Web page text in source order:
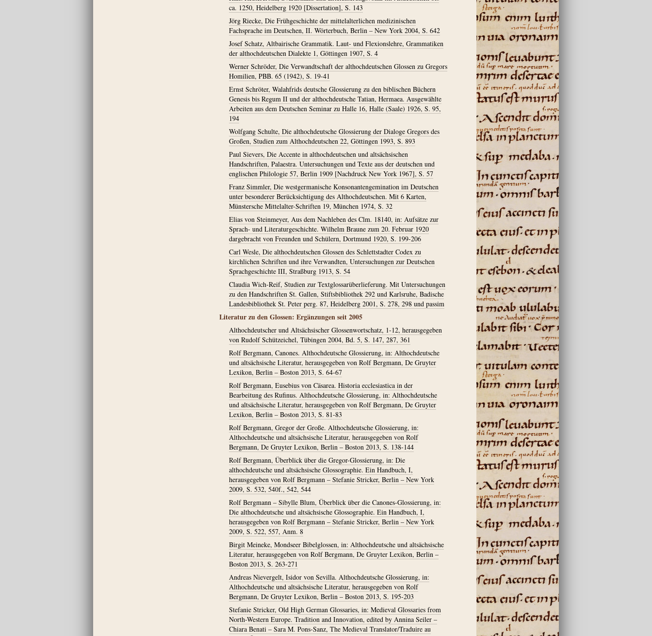
ca. 1250, Heidelberg 1920 [Dissertation], S. 143
Jörg Riecke, Die Frühgeschichte der mittelalterlichen medizinischen
Fachsprache im Deutschen, II. Wörterbuch, Berlin – New York 2004, S. 642
Josef Schatz, Altbairische Grammatik. Laut- und Flexionslehre, Grammatiken
der althochdeutschen Dialekte 1, Göttingen 1907, S. 4
Werner Schröder, Die Verwandtschaft der althochdeutschen Glossen zu Gregors
Homilien, PBB. 65 (1942), S. 19-41
Ernst Schröter, Walahfrids deutsche Glossierung zu den biblischen Büchern
Genesis bis Regum II und der althochdeutsche Tatian, Hermaea. Ausgewählte
Arbeiten aus dem Deutschen Seminar zu Halle 16, Halle (Saale) 1926, S. 95,
194
Wolfgang Schulte, Die althochdeutsche Glossierung der Dialoge Gregors des
Großen, Studien zum Althochdeutschen 22, Göttingen 1993, S. 893
Paul Sievers, Die Accente in althochdeutschen und altsächsischen
Handschriften, Palaestra. Untersuchungen und Texte aus der deutschen und
englischen Philologie 57, Berlin 1909 [Nachdruck New York 1967], S. 57
Franz Simmler, Die westgermanische Konsonantengemination im Deutschen
unter besonderer Berücksichtigung des Althochdeutschen. Mit 6 Karten,
Münstersche Mittelalter-Schriften 19, München 1974, S. 32
Elias von Steinmeyer, Aus dem Nachleben des Clm. 18140, in: Aufsätze zur
Sprach- und Literaturgeschichte. Wilhelm Braune zum 20. Februar 1920
dargebracht von Freunden und Schülern, Dortmund 1920, S. 199-206
Carl Wesle, Die althochdeutschen Glossen des Schlettstadter Codex zu
kirchlichen Schriften und ihre Verwandten, Untersuchungen zur Deutschen
Sprachgeschichte III, Straßburg 1913, S. 54
Claudia Wich-Reif, Studien zur Textglossarüberlieferung. Mit Untersuchungen
zu den Handschriften St. Gallen, Stiftsbibliothek 292 und Karlsruhe, Badische
Landesbibliothek St. Peter perg. 87, Heidelberg 2001, S. 278, 298 und passim
Literatur zu den Glossen: Ergänzungen seit 2005
Althochdeutscher und Altsächsischer Glossenwortschatz, 1-12, herausgegeben
von Rudolf Schützeichel, Tübingen 2004, Bd. 5, S. 147, 287, 361
Rolf Bergmann, Canones. Althochdeutsche Glossierung, in: Althochdeutsche
und altsächsische Literatur, herausgegeben von Rolf Bergmann, De Gruyter
Lexikon, Berlin – Boston 2013, S. 64-67
Rolf Bergmann, Eusebius von Cäsarea. Historia ecclesiastica in der
Bearbeitung des Rufinus. Althochdeutsche Glossierung, in: Althochdeutsche
und altsächsische Literatur, herausgegeben von Rolf Bergmann, De Gruyter
Lexikon, Berlin – Boston 2013, S. 81-83
Rolf Bergmann, Gregor der Große. Althochdeutsche Glossierung, in:
Althochdeutsche und altsächsische Literatur, herausgegeben von Rolf
Bergmann, De Gruyter Lexikon, Berlin – Boston 2013, S. 138-144
Rolf Bergmann, Überblick über die Gregor-Glossierung, in: Die
althochdeutsche und altsächsische Glossographie. Ein Handbuch, I,
herausgegeben von Rolf Bergmann – Stefanie Stricker, Berlin – New York
2009, S. 532, 540f., 542, 544
Rolf Bergmann – Sibylle Blum, Überblick über die Canones-Glossierung, in:
Die althochdeutsche und altsächsische Glossographie. Ein Handbuch, I,
herausgegeben von Rolf Bergmann – Stefanie Stricker, Berlin – New York
2009, S. 522, 557, Anm. 8
Birgit Meineke, Mondseer Bibelglossen, in: Althochdeutsche und altsächsische
Literatur, herausgegeben von Rolf Bergmann, De Gruyter Lexikon, Berlin –
Boston 2013, S. 263-271
Andreas Nievergelt, Isidor von Sevilla. Althochdeutsche Glossierung, in:
Althochdeutsche und altsächsische Literatur, herausgegeben von Rolf
Bergmann, De Gruyter Lexikon, Berlin – Boston 2013, S. 195-203
Stefanie Stricker, Old High German Glossaries, in: Medieval Glossaries from
North-Western Europe. Tradition and Innovation, edited by Annina Seiler –
Chiara Benati – Sara M. Pons-Sanz, The Medieval Translator/Traduire au